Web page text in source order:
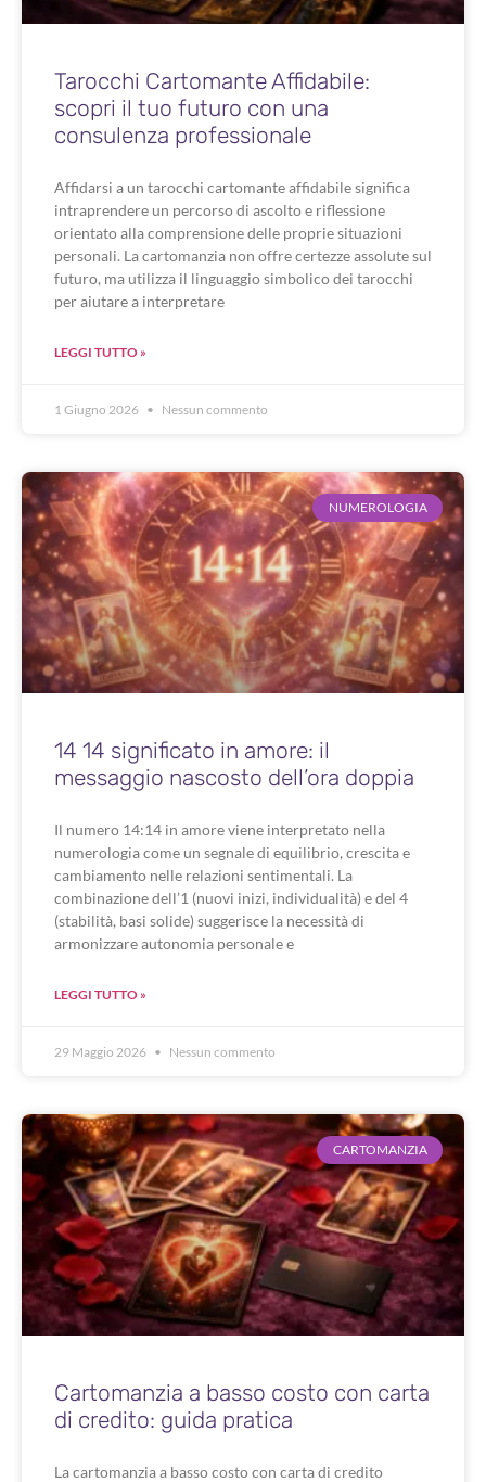
Tarocchi Cartomante Affidabile:
scopri il tuo futuro con una
consulenza professionale
Affidarsi a un tarocchi cartomante affidabile significa
intraprendere un percorso di ascolto e riflessione
orientato alla comprensione delle proprie situazioni
personali. La cartomanzia non offre certezze assolute sul
futuro, ma utilizza il linguaggio simbolico dei tarocchi
per aiutare a interpretare
LEGGI TUTTO »
1 Giugno 2026 Nessun commento
NUMEROLOGIA
14 14 significato in amore: il
messaggio nascosto dell’ora doppia
Il numero 14:14 in amore viene interpretato nella
numerologia come un segnale di equilibrio, crescita e
cambiamento nelle relazioni sentimentali. La
combinazione dell’1 (nuovi inizi, individualità) e del 4
(stabilità, basi solide) suggerisce la necessità di
armonizzare autonomia personale e
LEGGI TUTTO »
29 Maggio 2026 Nessun commento
CARTOMANZIA
Cartomanzia a basso costo con carta
di credito: guida pratica
La cartomanzia a basso costo con carta di credito